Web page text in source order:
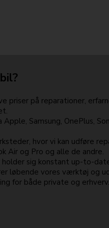
priser på reparationer,
Samsung, OnePlus,
hvor vi kan udføre
Air og Pro og alle de andre.
holder sig konstant up-to-
løbende vores værktøj og
for både private og erhverv.